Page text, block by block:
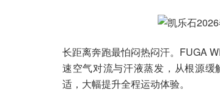
长距离奔跑最怕闷热闷汗。FUGA
速空气对流与汗液蒸发，从根源
适，大幅提升全程运动体验。